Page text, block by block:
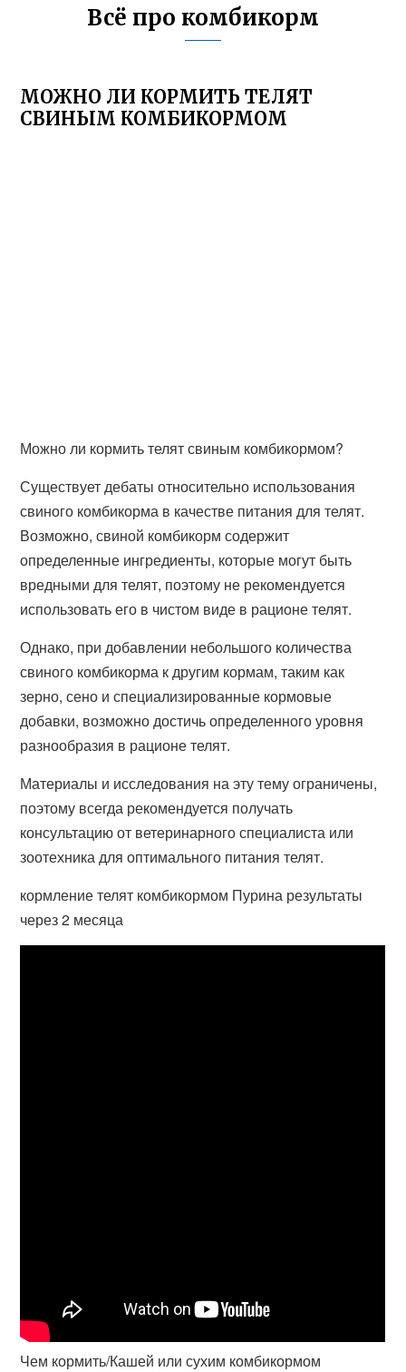
Всё про комбикорм
МОЖНО ЛИ КОРМИТЬ ТЕЛЯТ
СВИНЫМ КОМБИКОРМОМ
Можно ли кормить телят свиным комбикормом?
Существует дебаты относительно использования
свиного комбикорма в качестве питания для телят.
Возможно, свиной комбикорм содержит
определенные ингредиенты, которые могут быть
вредными для телят, поэтому не рекомендуется
использовать его в чистом виде в рационе телят.
Однако, при добавлении небольшого количества
свиного комбикорма к другим кормам, таким как
зерно, сено и специализированные кормовые
добавки, возможно достичь определенного уровня
разнообразия в рационе телят.
Материалы и исследования на эту тему ограничены,
поэтому всегда рекомендуется получать
консультацию от ветеринарного специалиста или
зоотехника для оптимального питания телят.
кормление телят комбикормом Пурина результаты
через 2 месяца
Чем кормить/Кашей или сухим комбикормом